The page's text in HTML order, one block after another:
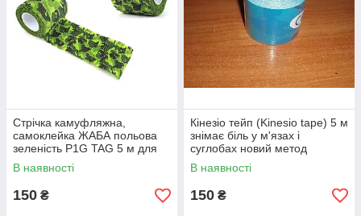
Стрічка камуфляжна,
самоклейка ЖАБА польова
зеленість P1G TAG 5 м для
камуфлювання зброї, оптики
В наявності
150 ₴
Кінезіо тейп (Kinesio tape) 5 м
знімає біль у м'язах і
суглобах новий метод
лікування еластичний бинт
спортивна
В наявності
150 ₴